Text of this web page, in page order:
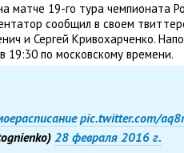
матче 19-го тура чемпионата
сообщил в своем
и Сергей Кривохарченко.
19:30 по московскому времени.
pic.twitter.com/
28 февраля 2016 г.